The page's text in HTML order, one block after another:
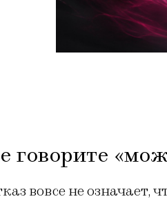
говорите
вовсе не